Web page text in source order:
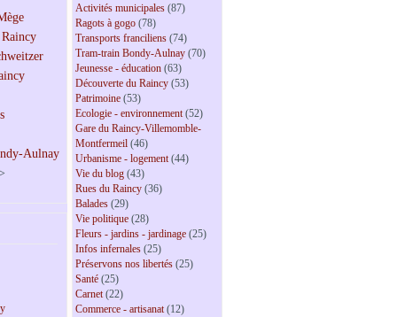
Activités municipales (87)
Ragots à gogo (78)
Transports franciliens (74)
Tram-train Bondy-Aulnay (70)
Jeunesse - éducation (63)
Découverte du Raincy (53)
Patrimoine (53)
Ecologie - environnement(52)
Gare du Raincy-Villemomble-
Montfermeil (46)
Urbanisme - logement(44)
Vie du blog (43)
Rues du Raincy (36)
Balades (29)
Vie politique (28)
Fleurs - jardins - jardinage (25)
Infos infernales (25)
Préservons nos libertés (25)
Santé (25)
Carnet(22)
Commerce - artisanat(12)